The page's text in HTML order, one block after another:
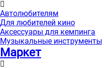
Автолюбителям
Для любителей кино
Аксессуары для кемпинга
Музыкальные инструменты
Маркет